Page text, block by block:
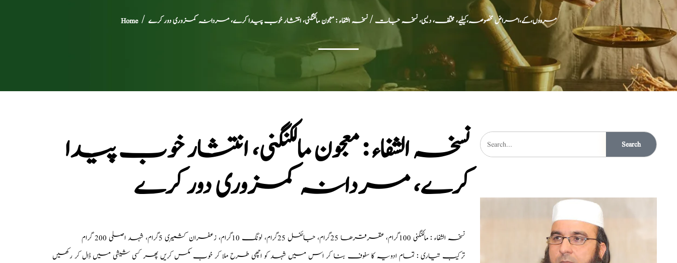
Home/ مردوں،کے،امراض مخصوصہ،کیلیے، مختلف، دیسی، نسخہ جات / نسخہ الشفاء : معجون مالکنگنی، انتشار خوب پیدا کرے، مردانہ کمزوری دور کرے
نسخہ الشفاء : معجون مالکنگنی، انتشار خوب پیدا
کرے، مردانہ کمزوری دور کرے
نسخہ الشفاء : مالکنگنی 100گرام، عقرقرھا 25گرام، جائفل 25گرام، لونگ 10گرام، زعفران کشمیری 5گرام، شہد اصلی 200 گرام
ترکیب تیاری : تمام ادویہ کا سفوف بنا کر اس میں شہد کو اچھی طرح ملا کر خوب مکس کریں پھر کسی شیشی میں ڈال کر رکھیں
Search